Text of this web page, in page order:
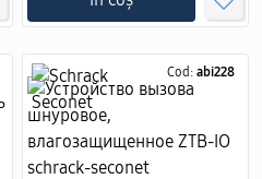
Cod: abi228